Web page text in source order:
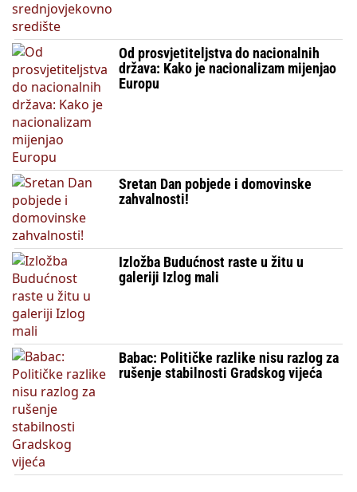
Od prosvjetiteljstva do nacionalnih
država: Kako je nacionalizam mijenjao
Europu
Sretan Dan pobjede i domovinske
zahvalnosti!
Izložba Budućnost raste u žitu u
galeriji Izlog mali
Babac: Političke razlike nisu razlog za
rušenje stabilnosti Gradskog vijeća